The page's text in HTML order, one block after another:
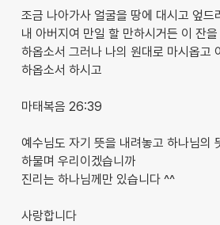
조금 나아가사 얼굴을 땅에 대시고 엎드
내 아버지여 만일 할 만하시거든 이 잔을
하옵소서 그러나 나의 원대로 마시옵고
하옵소서 하시고
마태복음 26:39
예수님도 자기 뜻을 내려놓고 하나님의
하물며 우리이겠습니까
진리는 하나님께만 있습니다 ^^
사랑합니다